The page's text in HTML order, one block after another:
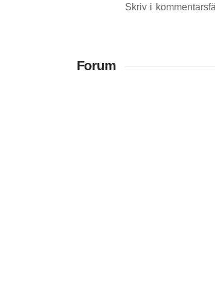
Skriv i
Forum